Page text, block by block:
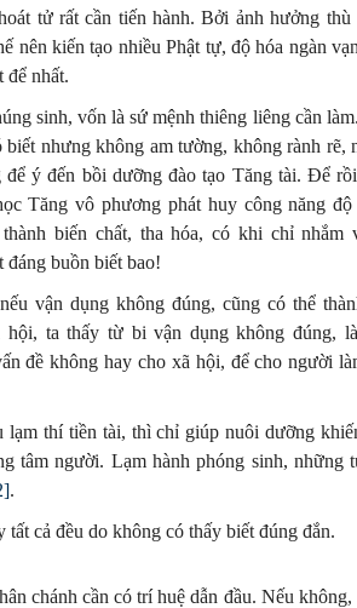
tử rất cần tiến hành. Bởi ảnh hưởng
nên kiến tạo nhiều Phật tự, độ hóa ngàn
để nhất.
sinh, vốn là sứ mệnh thiêng liêng cần
nhưng không am tường, không rành rẽ,
để ý đến bồi dưỡng đào tạo Tăng tài. Để
Tăng vô phương phát huy công năng
biến chất, tha hóa, có khi chỉ nhắm
đáng buồn biết bao!
vận dụng không đúng, cũng có thể
hội, ta thấy từ bi vận dụng không đúng,
đề không hay cho xã hội, để cho người
lạm thí tiền tài, thì chỉ giúp nuôi dưỡng
tâm người. Lạm hành phóng sinh, những
.
tất cả đều do không có thấy biết đúng đắn.
chánh cần có trí huệ dẫn đầu. Nếu